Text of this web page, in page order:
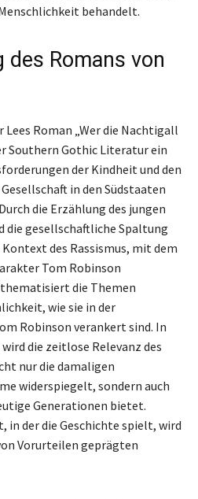
behandelt.
des Romans von
Roman „Wer die Nachtigall
Southern Gothic Literatur ein
der Kindheit und den
in den Südstaaten
die Erzählung des jungen
die gesellschaftliche Spaltung
des Rassismus, mit dem
Tom Robinson
die Themen
wie sie in der
Robinson verankert sind. In
die zeitlose Relevanz des
nur die damaligen
widerspiegelt, sondern auch
Generationen bietet.
in der die Geschichte spielt, wird
Vorurteilen geprägten